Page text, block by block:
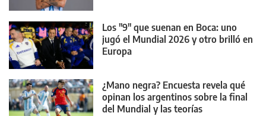
Los "9" que suenan en Boca: uno
jugó el Mundial 2026 y otro brilló en
Europa
¿Mano negra? Encuesta revela qué
opinan los argentinos sobre la final
del Mundial y las teorías